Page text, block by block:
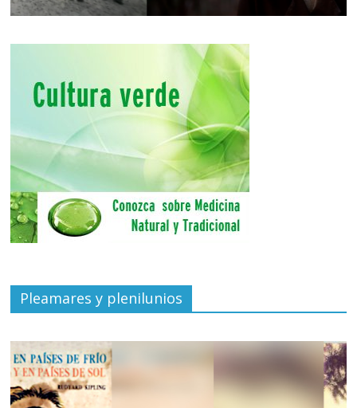
Pleamares y plenilunios